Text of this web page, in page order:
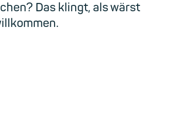
Das klingt, als wärst